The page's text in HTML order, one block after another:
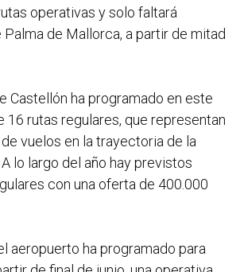
operativas y solo faltará
Palma de Mallorca, a partir de mitad
Castellón ha programado en este
16 rutas regulares, que representan
vuelos en la trayectoria de la
lo largo del año hay previstos
con una oferta de 400.000
aeropuerto ha programado para